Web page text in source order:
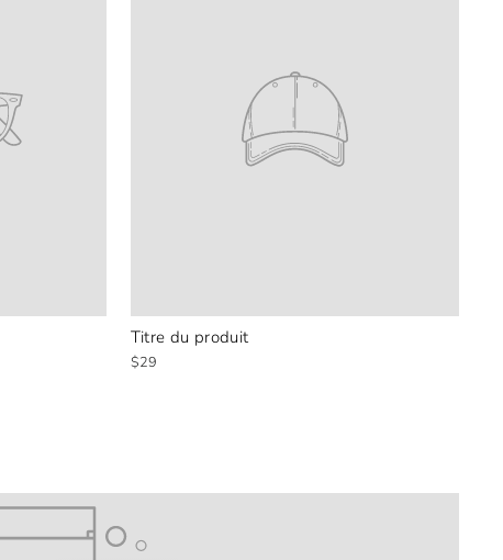
Titre du produit
$29